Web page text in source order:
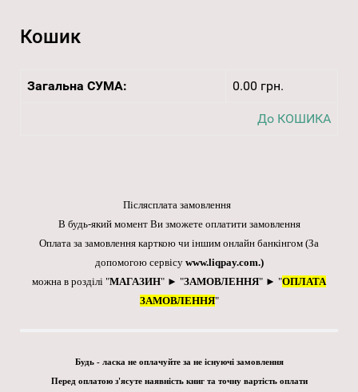
Кошик
Загальна СУМА: 0.00 грн.
До КОШИКА
Післясплата замовлення
В будь-який момент Ви зможете оплатити замовлення
Оплата за замовлення карткою чи іншим онлайн банкінгом (За
допомогою сервісу www.liqpay.com.)
можна в розділі "МАГАЗИН" ► "ЗАМОВЛЕННЯ" ► "ОПЛАТА
ЗАМОВЛЕННЯ"
Будь - ласка не оплачуйте за не існуючі замовлення
Перед оплатою з'ясуте наявність книг та точну вартість оплати